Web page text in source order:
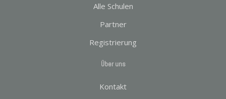
Alle Schulen
Partner
Registrierung
Über uns
Kontakt